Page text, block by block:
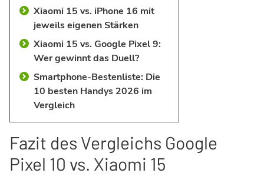
Xiaomi 15 vs. iPhone 16 mit
jeweils eigenen Stärken
Xiaomi 15 vs. Google Pixel 9:
Wer gewinnt das Duell?
Smartphone-Bestenliste: Die
10 besten Handys 2026 im
Vergleich
Fazit des Vergleichs Google
Pixel 10 vs. Xiaomi 15